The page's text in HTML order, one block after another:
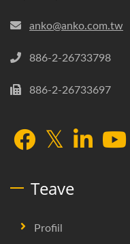
anko@anko.com.tw
886-2-26733798
886-2-26733697
Teave
Profiil